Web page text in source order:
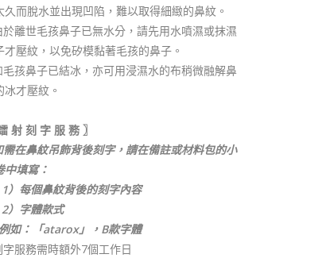
久而脫水並出現凹陷，難以取得細緻的鼻紋。
於離世毛孩鼻子已無水分，請先用水噴濕或抹濕
才壓紋，以免矽模黏著毛孩的鼻子。
毛孩鼻子已結冰，亦可用浸濕水的布稍微融解鼻
冰才壓紋。
射 刻 字 服 務 〗
需在鼻紋吊飾背後刻字，請在備註或材料包的小
中填寫：
每個鼻紋背後的刻字內容
字體款式
：「atarox」，B款字體
字服務需時額外7個工作日